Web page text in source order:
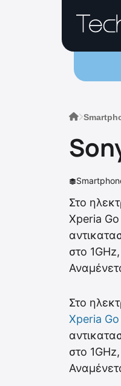
Στο
Xperia
στο
Στο
Xperia Go
στο